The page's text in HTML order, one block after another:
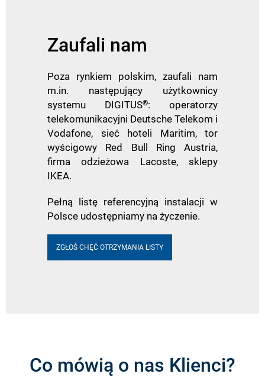
Zaufali nam
Poza rynkiem polskim, zaufali nam
m.in. następujący użytkownicy
systemu DIGITUS®: operatorzy
telekomunikacyjni Deutsche Telekom i
Vodafone, sieć hoteli Maritim, tor
wyścigowy Red Bull Ring Austria,
firma odzieżowa Lacoste, sklepy
IKEA.
Pełną listę referencyjną instalacji w
Polsce udostępniamy na życzenie.
ZGŁOŚ CHĘĆ OTRZYMANIA LISTY
Co mówią o nas Klienci?